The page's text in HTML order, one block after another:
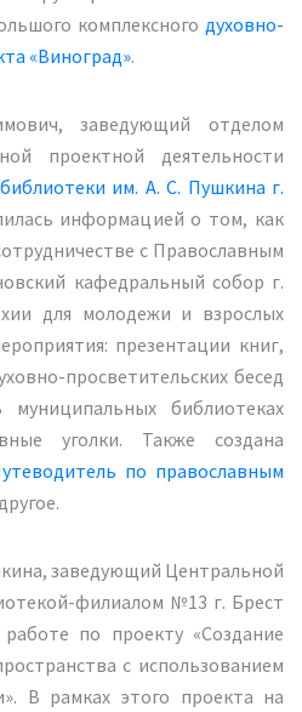
комплексного духовно-
«Виноград».
заведующий отделом
проектной деятельности
им. А. С. Пушкина г.
информацией о том, как
с Православным
кафедральный собор г.
для молодежи и взрослых
презентации книг,
просветительских бесед
библиотеках
уголки. Также создана
по православным
заведующий Центральной
филиалом №13 г. Брест
работе по проекту «Создание
с использованием
В рамках этого проекта на